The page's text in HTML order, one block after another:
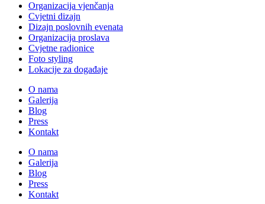
Organizacija vjenčanja
Cvjetni dizajn
Dizajn poslovnih evenata
Organizacija proslava
Cvjetne radionice
Foto styling
Lokacije za događaje
O nama
Galerija
Blog
Press
Kontakt
O nama
Galerija
Blog
Press
Kontakt